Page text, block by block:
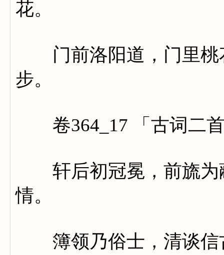
花。
门前洛阳道，门里桃
步。
卷364_17 「古词二首
轩后初冠冕，前旒为
情。
簿领乃俗士，清谈信